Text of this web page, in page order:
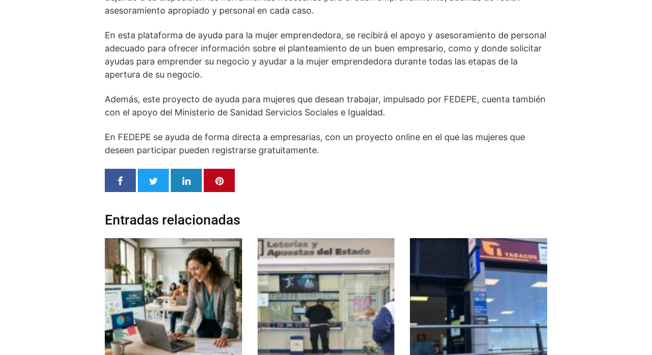
asesoramiento apropiado y personal en cada caso.
En esta plataforma de ayuda para la mujer emprendedora, se recibirá el apoyo y asesoramiento de personal
adecuado para ofrecer información sobre el planteamiento de un buen empresario, como y donde solicitar
ayudas para emprender su negocio y ayudar a la mujer emprendedora durante todas las etapas de la
apertura de su negocio.
Además, este proyecto de ayuda para mujeres que desean trabajar, impulsado por FEDEPE, cuenta también
con el apoyo del Ministerio de Sanidad Servicios Sociales e Igualdad.
En FEDEPE se ayuda de forma directa a empresarias, con un proyecto online en el que las mujeres que
deseen participar pueden registrarse gratuitamente.
Entradas relacionadas